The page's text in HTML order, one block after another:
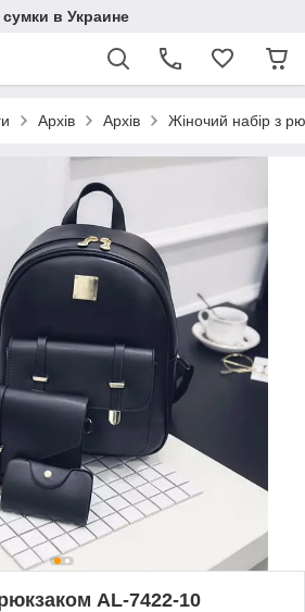
в Украине
Архів Архів Жіночий набір з
AL-7422-10